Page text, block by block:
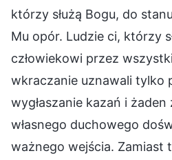
którzy służą Bogu, do
Mu opór. Ludzie ci, którzy
człowiekowi przez
wkraczanie uznawali tylko
wygłaszanie kazań i
własnego duchowego
ważnego wejścia. Zamiast